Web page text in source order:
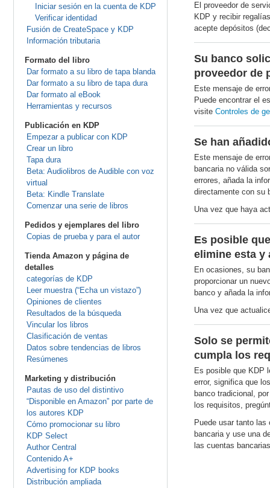
Iniciar sesión en la cuenta de KDP
Verificar identidad
Fusión de CreateSpace y KDP
Información tributaria
Formato del libro
Dar formato a su libro de tapa blanda
Dar formato a su libro de tapa dura
Dar formato al eBook
Herramientas y recursos
Publicación en KDP
Empezar a publicar con KDP
Crear un libro
Tapa dura
Beta: Audiolibros de Audible con voz
virtual
Beta: Kindle Translate
Comenzar una serie de libros
Pedidos y ejemplares del libro
Copias de prueba y para el autor
Tienda Amazon y página de
detalles
categorías de KDP
Leer muestra (“Echa un vistazo”)
Opiniones de clientes
Resultados de la búsqueda
Vincular los libros
Clasificación de ventas
Datos sobre tendencias de libros
Resúmenes
Marketing y distribución
Pautas de uso del distintivo
“Disponible en Amazon” por parte de
los autores KDP
Cómo promocionar su libro
KDP Select
Author Central
Contenido A+
Advertising for KDP books
Distribución ampliada
El proveedor de
KDP y recibir
acepte depósitos
Su banco
proveedor de
Este mensaje de
Puede encontrar el
visite Controles de
Se han
Este mensaje de
bancaria no válida
errores, añada la
directamente con su
Una vez que haya
Es posible
elimine esta y
En ocasiones, su
proporcionar un
banco y añada la
Una vez que
Solo se
cumpla los
Es posible que KDP
error, significa que
banco tradicional,
los requisitos,
Puede usar tanto
bancaria y use una
las cuentas